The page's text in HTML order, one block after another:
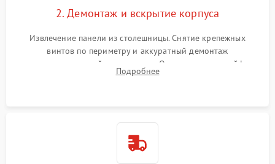
2. Демонтаж и вскрытие корпуса
Извлечение панели из столешницы. Снятие крепежных
винтов по периметру и аккуратный демонтаж
стеклокерамической поверхности. Отсоединение шлейфов
сенсорного блока для доступа к силовым платам, катушкам
Подробнее